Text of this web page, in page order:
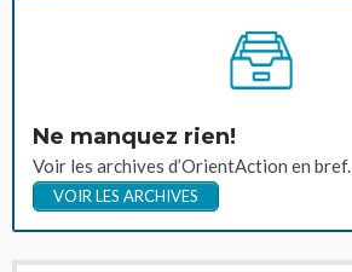
Ne manquez rien!
Voir les archives d’OrientAction en bref.
VOIR LES ARCHIVES